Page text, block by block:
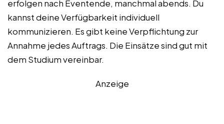
erfolgen nach Eventende, manchmal abends. Du
kannst deine Verfügbarkeit individuell
kommunizieren. Es gibt keine Verpflichtung zur
Annahme jedes Auftrags. Die Einsätze sind gut mit
dem Studium vereinbar.
Anzeige